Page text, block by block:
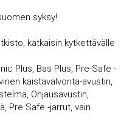
syksy!
katkaisin kytkettävälle
Plus, Bas Plus, Pre-Safe -
kaistavalvonta-avustin,
Ohjausavustin,
Pre Safe -jarrut, vain